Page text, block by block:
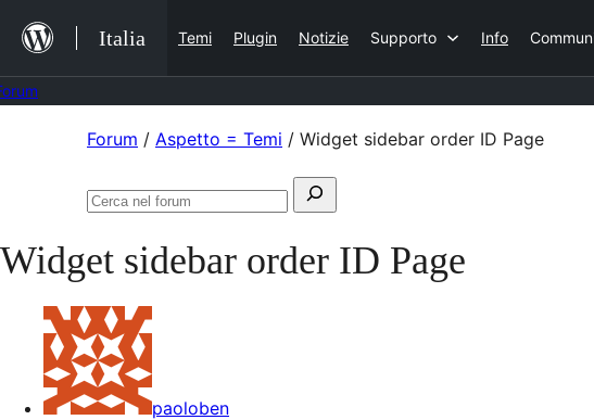
contenuto
Italia Temi Plugin Notizie Supporto Info
Forum / Aspetto = Temi / Widget sidebar order ID Page
Cerca:
Cerca
forum
Widget sidebar order ID Page
paoloben